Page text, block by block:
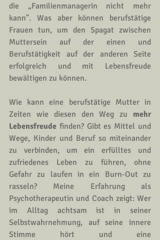
die „Familienmanagerin nicht mehr
kann". Was aber können berufstätige
Frauen tun, um den Spagat zwischen
Muttersein auf der einen und
Berufstätigkeit auf der anderen Seite
erfolgreich und mit Lebensfreude
bewältigen zu können.
Wie kann eine berufstätige Mutter in
Zeiten wie diesen den Weg zu mehr
Lebensfreude finden? Gibt es Mittel und
Wege, Kinder und Beruf so miteinander
zu verbinden, um ein erfülltes und
zufriedenes Leben zu führen, ohne
Gefahr zu laufen in ein Burn-Out zu
Psychotherapeutin und Coach zeigt: Wer
im Alltag achtsam ist in seiner
Selbstwahrnehmung, auf seine innere
Stimme hört und eine